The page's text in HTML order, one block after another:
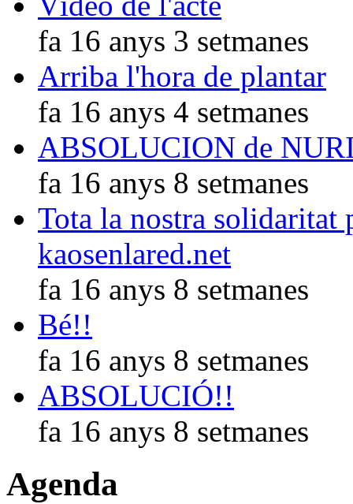
fa 16 anys 3 setmanes
Arriba l'hora de plantar
fa 16 anys 4 setmanes
ABSOLUCION de
fa 16 anys 8 setmanes
Tota la nostra solidaritat
kaosenlared.net
fa 16 anys 8 setmanes
Bé!!
fa 16 anys 8 setmanes
ABSOLUCIÓ!!
fa 16 anys 8 setmanes
Agenda